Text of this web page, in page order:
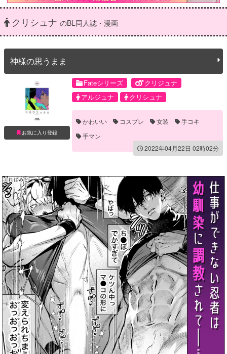
クリシュナ のBL同人誌・漫画
神様の思うまま
お気に入り登録
Fateシリーズ
クリジュナ
アルジュナ
クリシュナ
かわいい コスプレ 女装
手コキ
手マン
2022年04月22日 02時02分